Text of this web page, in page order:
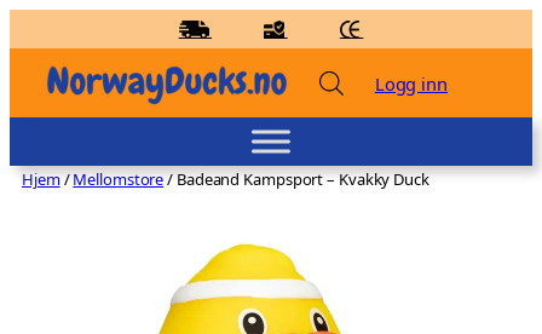
Badeand Lege brunette – Kvakky Duck
til
innhold
Logg inn
Hjem/Mellomstore/ Badeand Kampsport – Kvakky Duck